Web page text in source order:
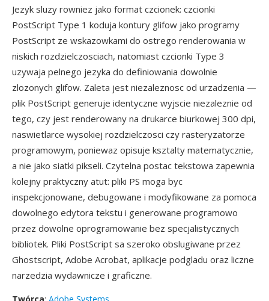
Jezyk sluzy rowniez jako format czcionek: czcionki
PostScript Type 1 koduja kontury glifow jako programy
PostScript ze wskazowkami do ostrego renderowania w
niskich rozdzielczosciach, natomiast czcionki Type 3
uzywaja pelnego jezyka do definiowania dowolnie
zlozonych glifow. Zaleta jest niezaleznosc od urzadzenia —
plik PostScript generuje identyczne wyjscie niezaleznie od
tego, czy jest renderowany na drukarce biurkowej 300 dpi,
naswietlarce wysokiej rozdzielczosci czy rasteryzatorze
programowym, poniewaz opisuje ksztalty matematycznie,
a nie jako siatki pikseli. Czytelna postac tekstowa zapewnia
kolejny praktyczny atut: pliki PS moga byc
inspekcjonowane, debugowane i modyfikowane za pomoca
dowolnego edytora tekstu i generowane programowo
przez dowolne oprogramowanie bez specjalistycznych
bibliotek. Pliki PostScript sa szeroko obslugiwane przez
Ghostscript, Adobe Acrobat, aplikacje podgladu oraz liczne
narzedzia wydawnicze i graficzne.